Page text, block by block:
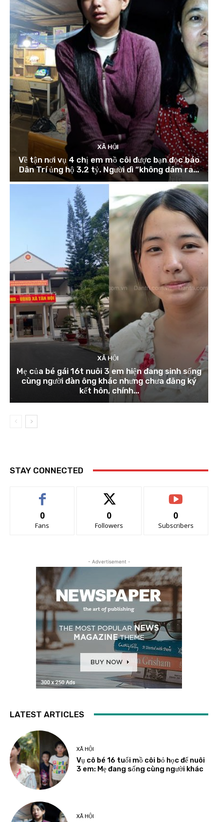
XÃ HỘI
Về tận nơi vụ 4 chị em mồ côi được bạn đọc báo
Dân Trí ủng hộ 3,2 tỷ. Người dì “không dám ra...
XÃ HỘI
Mẹ của bé gái 16t nuôi 3 em hiện đang sinh sống
cùng người đàn ông khác nhưng chưa đăng ký
kết hôn, chính...
STAY CONNECTED
0
Fans
0
Followers
0
Subscribers
- Advertisement -
LATEST ARTICLES
XÃ HỘI
Vụ cô bé 16 tuổi mồ côi bỏ học để nuôi
3 em: Mẹ đang sống cùng người khác
XÃ HỘI